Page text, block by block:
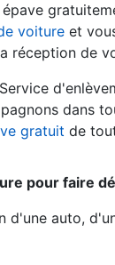
voiture et
la réception
dans
gratuit de
pour faire
d'une auto,